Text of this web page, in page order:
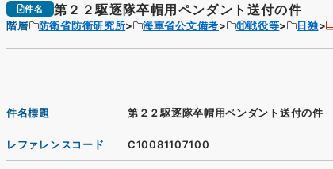
件名 第２２駆逐隊卒帽用ペンダント送付の件
階層 防衛省防衛研究所 海軍省公文備考 ⑪戦役等 日独
件名標題 第２２駆逐隊卒帽用ペンダント送付の件
レファレンスコード C10081107100